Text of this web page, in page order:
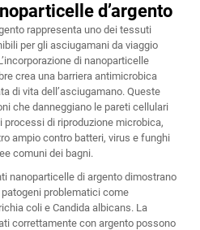
d’argento
rappresenta uno dei tessuti
per gli asciugamani da viaggio
di nanoparticelle
crea una barriera antimicrobica
di vita dell’asciugamano. Queste
che danneggiano le pareti cellulari
di riproduzione microbica,
ampio contro batteri, virus e funghi
comuni dei bagni.
nanoparticelle di argento dimostrano
problematici come
coli e Candida albicans. La
correttamente con argento possono